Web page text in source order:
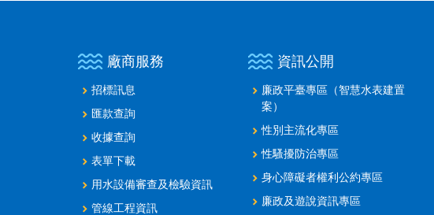
廠商服務
招標訊息
匯款查詢
收據查詢
表單下載
用水設備審查及檢驗資訊
管線工程資訊
資訊公開
廉政平臺專區（智慧水表建置
案）
性別主流化專區
性騷擾防治專區
身心障礙者權利公約專區
廉政及遊說資訊專區